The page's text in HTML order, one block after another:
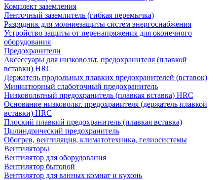
Комплект заземления
Ленточный заземлитель (гибкая перемычка)
Разрядник для молниезащиты систем энергоснабжения
Устройство защиты от перенапряжения для оконечного
оборудования
Предохранители
Аксессуары для низковольт. предохранителя (плавкой
вставки) HRC
Держатель продольных плавких предохранителей (вставок)
Миниатюрный слаботочный предохранитель
Низковольтный предохранитель (плавкая вставка) HRC
Основание низковольт. предохранителя (держатель плавкой
вставки) HRC
Плоский плавкий предохранитель (плавкая вставка)
Цилиндрический предохранитель
Обогрев, вентиляция, климатотехника, гелиосистемы
Вентиляторы
Вентилятор для оборудования
Вентилятор бытовой
Вентилятор для ванных комнат и кухонь